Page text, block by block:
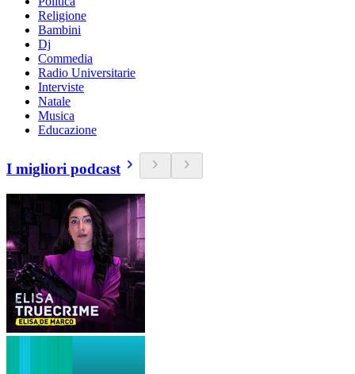
Religione
Bambini
Dj
Commedia
Radio Universitarie
Interviste
Natale
Musica
Educazione
I migliori podcast